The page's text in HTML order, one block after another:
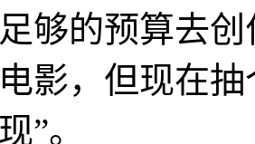
够的预算去
影，但现在
”。